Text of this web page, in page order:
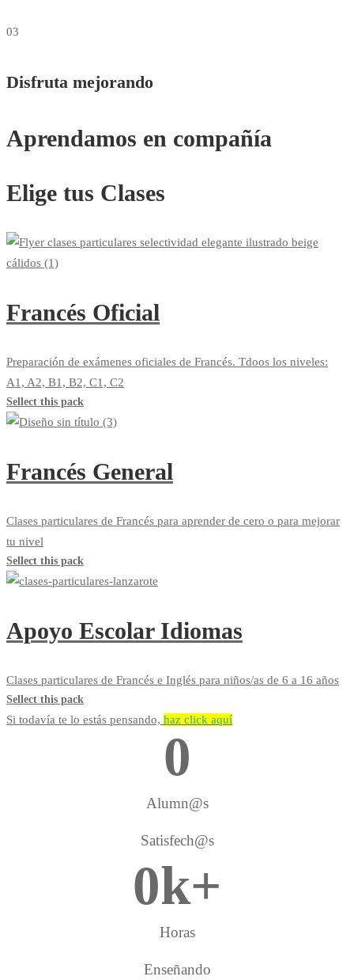
03
Disfruta mejorando
Aprendamos en compañía
Elige tus Clases
Francés Oficial
Preparación de exámenes oficiales de Francés. Tdoos los niveles:
A1, A2, B1, B2, C1, C2
Sellect this pack
Francés General
Clases particulares de Francés para aprender de cero o para mejorar
tu nivel
Sellect this pack
Apoyo Escolar Idiomas
Clases particulares de Francés e Inglés para niños/as de 6 a 16 años
Sellect this pack
Si todavía te lo estás pensando, haz click aquí
0
Alumn@s
Satisfech@s
0k+
Horas
Enseñando